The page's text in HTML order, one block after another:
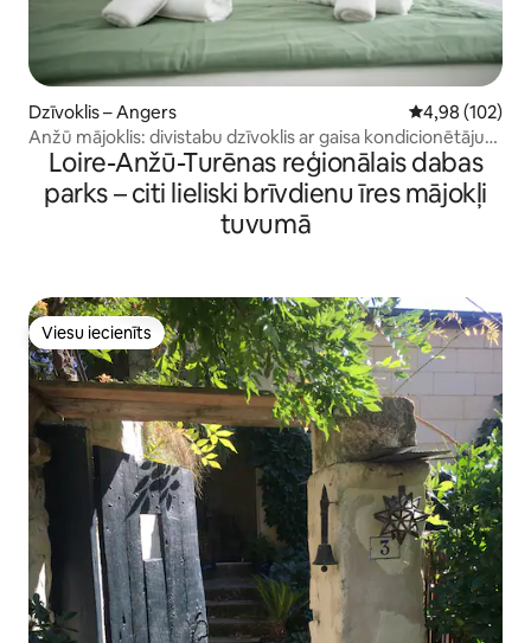
Dzīvoklis – Angers Vidējais
4,98 (102)
Anžū mājoklis: divistabu dzīvoklis ar gaisa kondicionētāju
un burbuļvannu
Loire-Anžū-Turēnas reģionālais dabas
parks – citi lieliski brīvdienu īres mājokļi
tuvumā
Viesu iecienīts
Viesu iecienīts